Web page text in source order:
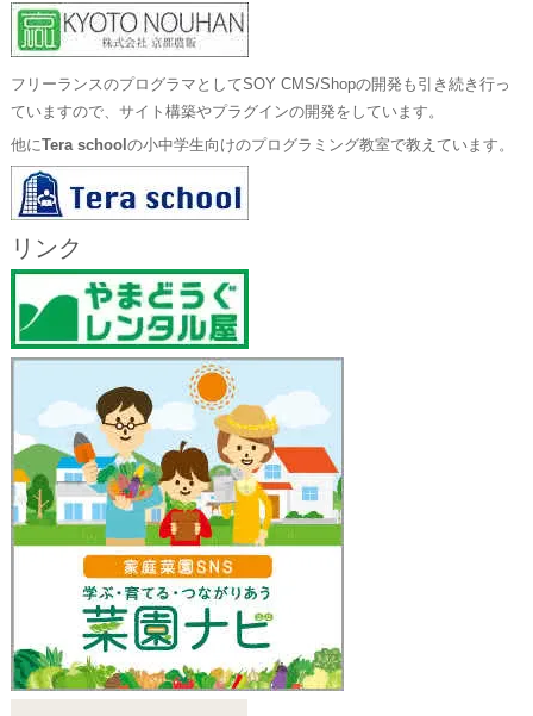
フリーランスのプログラマとしてSOY CMS/Shopの開発も引き続き行っ
ていますので、サイト構築やプラグインの開発をしています。
他にTera school の小中学生向けのプログラミング教室で教えています。
リンク